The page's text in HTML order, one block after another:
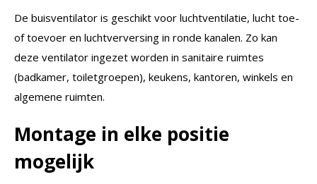
De buisventilator is geschikt voor luchtventilatie, lucht toe-
of toevoer en luchtverversing in ronde kanalen. Zo kan
deze ventilator ingezet worden in sanitaire ruimtes
(badkamer, toiletgroepen), keukens, kantoren, winkels en
algemene ruimten.
Montage in elke positie
mogelijk